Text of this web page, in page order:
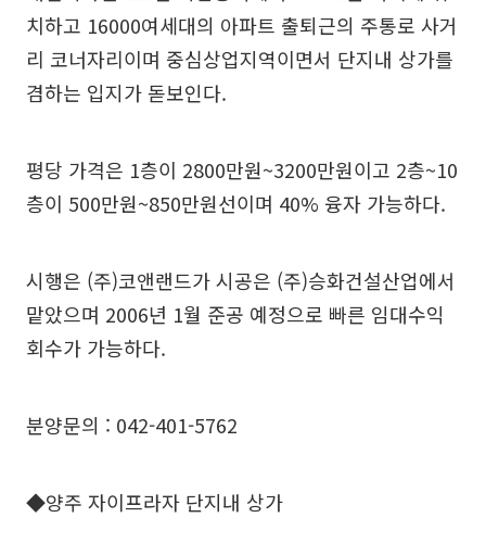
치하고 16000여세대의 아파트 출퇴근의 주통로 사거
리 코너자리이며 중심상업지역이면서 단지내 상가를
겸하는 입지가 돋보인다.
평당 가격은 1층이 2800만원~3200만원이고 2층~10
층이 500만원~850만원선이며 40% 융자 가능하다.
시행은 (주)코앤랜드가 시공은 (주)승화건설산업에서
맡았으며 2006년 1월 준공 예정으로 빠른 임대수익
회수가 가능하다.
분양문의 : 042-401-5762
◆양주 자이프라자 단지내 상가